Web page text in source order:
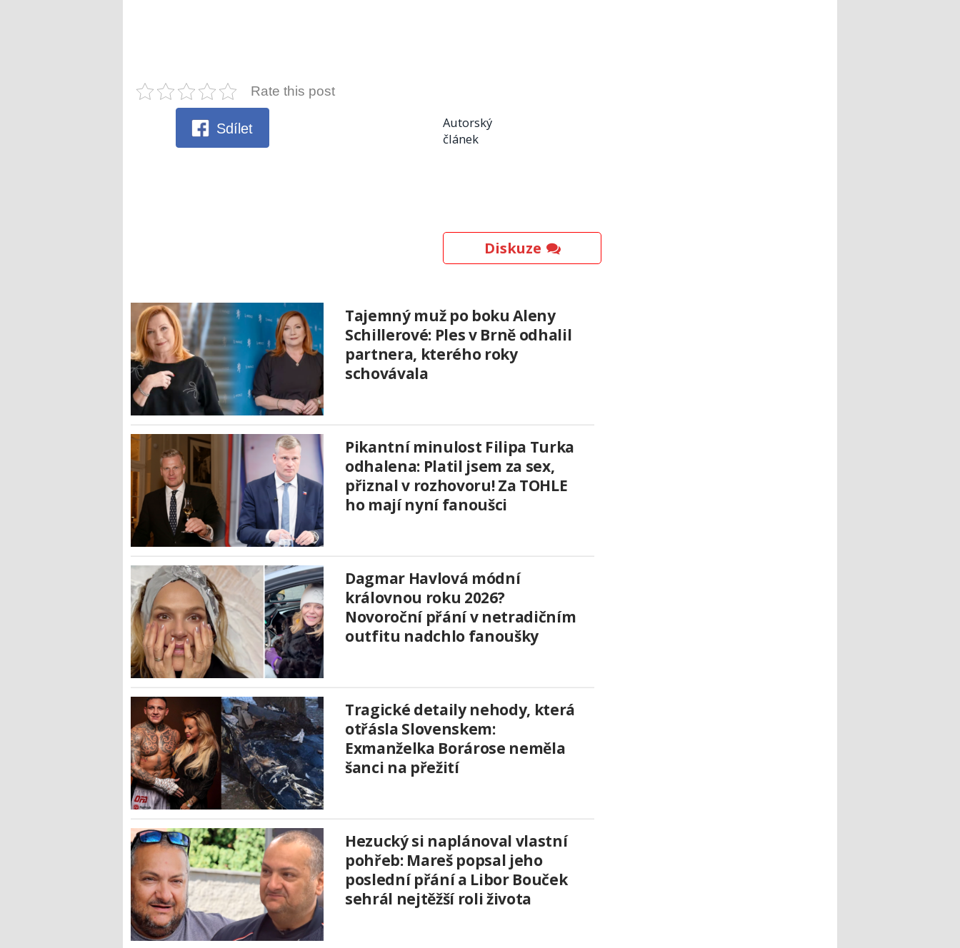
Rate this post
Sdílet
Autorský
článek
Diskuze
Tajemný muž po boku Aleny
Schillerové: Ples v Brně odhalil
partnera, kterého roky
schovávala
Pikantní minulost Filipa Turka
odhalena: Platil jsem za sex,
přiznal v rozhovoru! Za TOHLE
ho mají nyní fanoušci
Dagmar Havlová módní
královnou roku 2026?
Novoroční přání v netradičním
outfitu nadchlo fanoušky
Tragické detaily nehody, která
otřásla Slovenskem:
Exmanželka Borárose neměla
šanci na přežití
Hezucký si naplánoval vlastní
pohřeb: Mareš popsal jeho
poslední přání a Libor Bouček
sehrál nejtěžší roli života